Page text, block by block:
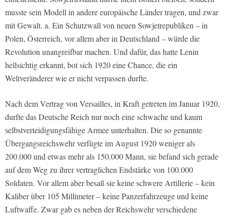
musste sein Modell in andere europäische Länder tragen, und zwar
mit Gewalt. a. Ein Schutzwall von neuen Sowjetrepubliken – in
Polen, Österreich, vor allem aber in Deutschland – würde die
Revolution unangreifbar machen. Und dafür, das hatte Lenin
hellsichtig erkannt, bot sich 1920 eine Chance, die ein
Weltveränderer wie er nicht verpassen durfte.
Nach dem Vertrag von Versailles, in Kraft getreten im Januar 1920,
durfte das Deutsche Reich nur noch eine schwache und kaum
selbstverteidigungsfähige Armee unterhalten. Die so genannte
Übergangsreichswehr verfügte im August 1920 weniger als
200.000 und etwas mehr als 150.000 Mann, sie befand sich gerade
auf dem Weg zu ihrer vertraglichen Endstärke von 100.000
Soldaten. Vor allem aber besaß sie keine schwere Artillerie – kein
Kaliber über 105 Millimeter – keine Panzerfahrzeuge und keine
Luftwaffe. Zwar gab es neben der Reichswehr verschiedene